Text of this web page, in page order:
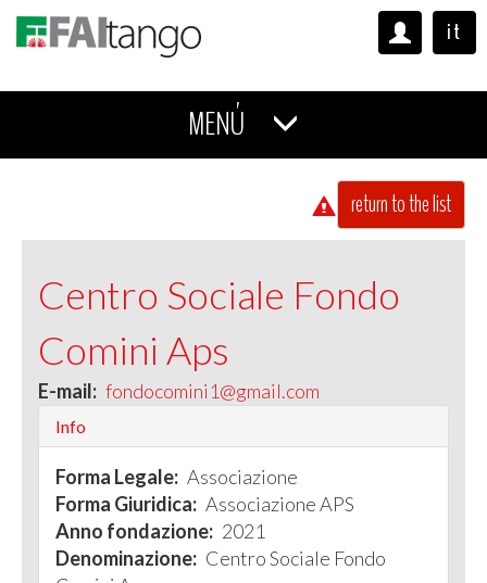
it
MENÚ
return to the list
Centro Sociale Fondo
Comini Aps
E-mail: fondocomini1@gmail.com
Info
Forma Legale: Associazione
Forma Giuridica: Associazione APS
Anno fondazione: 2021
Denominazione: Centro Sociale Fondo